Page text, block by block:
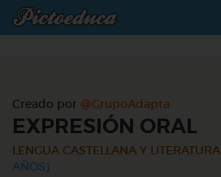
Creado por @GrupoAdapta
EXPRESIÓN ORAL
LENGUA CASTELLANA Y LITERATURA
AÑOS)